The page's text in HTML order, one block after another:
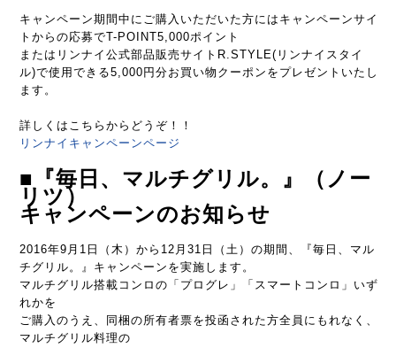
キャンペーン期間中にご購入いただいた方にはキャンペーンサイ
トからの応募でT-POINT5,000ポイント
またはリンナイ公式部品販売サイトR.STYLE(リンナイスタイ
ル)で使用できる5,000円分お買い物クーポンをプレゼントいたし
ます。
詳しくはこちらからどうぞ！！
リンナイキャンペーンページ
■『毎日、マルチグリル。』（ノー
リツ）
キャンペーンのお知らせ
2016年9月1日（木）から12月31日（土）の期間、『毎日、マル
チグリル。』キャンペーンを実施します。
マルチグリル搭載コンロの「プログレ」「スマートコンロ」いず
れかを
ご購入のうえ、同梱の所有者票を投函された方全員にもれなく、
マルチグリル料理の